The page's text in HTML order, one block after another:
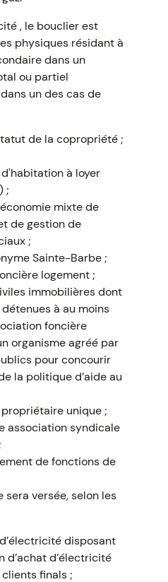
, le bouclier est
physiques résidant à
dans un
ou partiel
un des cas de
de la copropriété ;
à loyer
;
mixte de
de gestion de
;
Sainte-Barbe ;
logement ;
immobilières dont
à au moins
foncière
organisme agréé par
pour concourir
la politique d’aide au
unique ;
association syndicale
de fonctions de
sera versée, selon les
disposant
d’achat d’électricité
finals ;